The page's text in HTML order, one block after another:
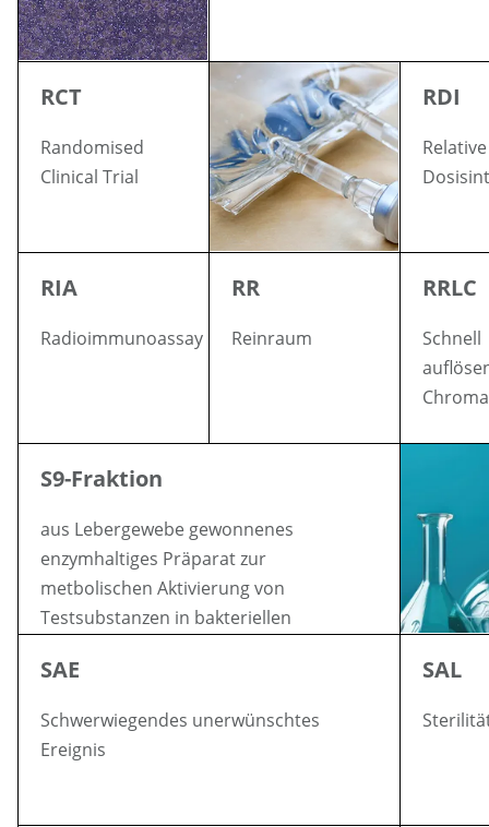
RCT
Randomised
Clinical Trial
RDI
Relative
RIA
Radioimmunoassay
RR
Reinraum
RRLC
Schnell
S9-Fraktion
aus Lebergewebe gewonnenes
enzymhaltiges Präparat zur
metbolischen Aktivierung von
Testsubstanzen in bakteriellen
SAE
Schwerwiegendes unerwünschtes
Ereignis
SAL